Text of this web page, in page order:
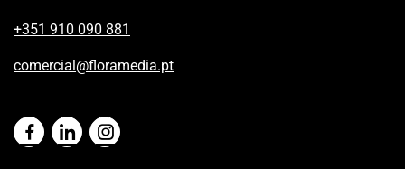
+351 910 090 881
comercial@floramedia.pt